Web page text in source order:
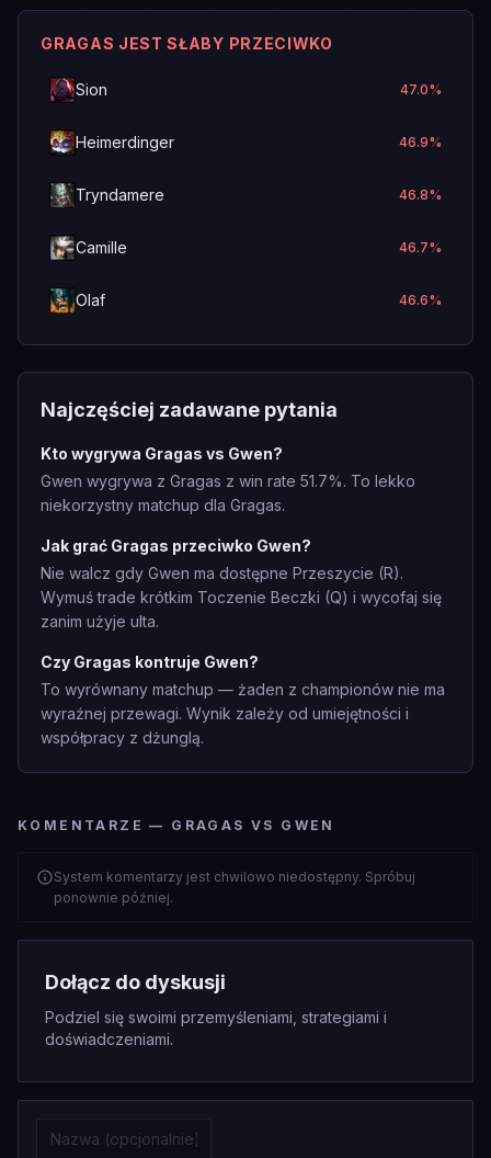
GRAGAS JEST SŁABY PRZECIWKO
Sion 47.0%
Heimerdinger 46.9%
Tryndamere 46.8%
Camille 46.7%
Olaf 46.6%
Najczęściej zadawane pytania
Kto wygrywa Gragas vs Gwen?
Gwen wygrywa z Gragas z win rate 51.7%. To lekko
niekorzystny matchup dla Gragas.
Jak grać Gragas przeciwko Gwen?
Nie walcz gdy Gwen ma dostępne Przeszycie (R).
Wymuś trade krótkim Toczenie Beczki (Q) i wycofaj się
zanim użyje ulta.
Czy Gragas kontruje Gwen?
To wyrównany matchup — żaden z championów nie ma
wyraźnej przewagi. Wynik zależy od umiejętności i
współpracy z dżunglą.
KOMENTARZE — GRAGAS VS GWEN
System komentarzy jest chwilowo niedostępny. Spróbuj
ponownie później.
Dołącz do dyskusji
Podziel się swoimi przemyśleniami, strategiami i
doświadczeniami.